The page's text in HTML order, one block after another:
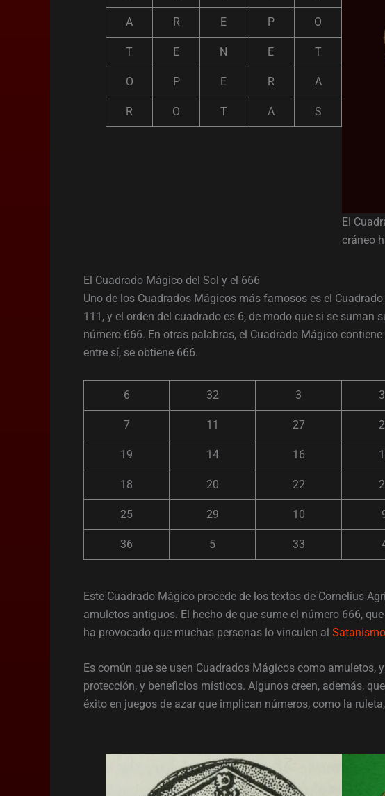
A R E P O
T E N E T
O P E R A
R O T A S
El
cráneo
El Cuadrado Mágico del Sol y el 666
Uno de los Cuadrados Mágicos más famosos es el
111, y el orden del cuadrado es 6, de modo que si se suman
número 666. En otras palabras, el Cuadrado Mágico
entre sí, se obtiene 666.
6 32 3
7 11 27
19 14 16
18 20 22
25 29 10
36 5 33
Este Cuadrado Mágico procede de los textos de Cornelius
amuletos antiguos. El hecho de que sume el número 666,
ha provocado que muchas personas lo vinculen al Satanismo
Es común que se usen Cuadrados Mágicos como amuletos,
protección, y beneficios místicos. Algunos creen, además,
éxito en juegos de azar que implican números, como la